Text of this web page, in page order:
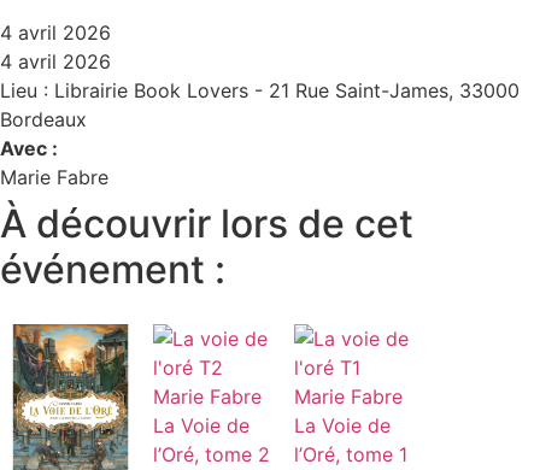
4 avril 2026
4 avril 2026
Lieu : Librairie Book Lovers - 21 Rue Saint-James, 33000
Bordeaux
Avec :
Marie Fabre
À découvrir lors de cet
événement :
Marie Fabre
La Voie de
l’Oré, tome 2
Marie Fabre
La Voie de
l’Oré, tome 1